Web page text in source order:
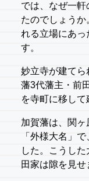
では、なぜ一
たのでしょうか
れる立場にあっ
す。
妙立寺が建て
藩3代藩主・前
を寺町に移して
加賀藩は、関
「外様大名」
した。こうし
田家は隙を見せ